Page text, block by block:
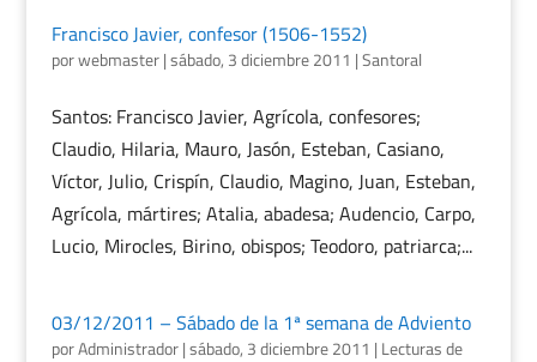
Francisco Javier, confesor (1506-1552)
porwebmaster|sábado, 3 diciembre 2011 |Santoral
Santos: Francisco Javier, Agrícola, confesores;
Claudio, Hilaria, Mauro, Jasón, Esteban, Casiano,
Víctor, Julio, Crispín, Claudio, Magino, Juan, Esteban,
Agrícola, mártires; Atalia, abadesa; Audencio, Carpo,
Lucio, Mirocles, Birino, obispos; Teodoro, patriarca;...
03/12/2011 – Sábado de la 1ª semana de Adviento
porAdministrador|sábado, 3 diciembre 2011 | Lecturas de